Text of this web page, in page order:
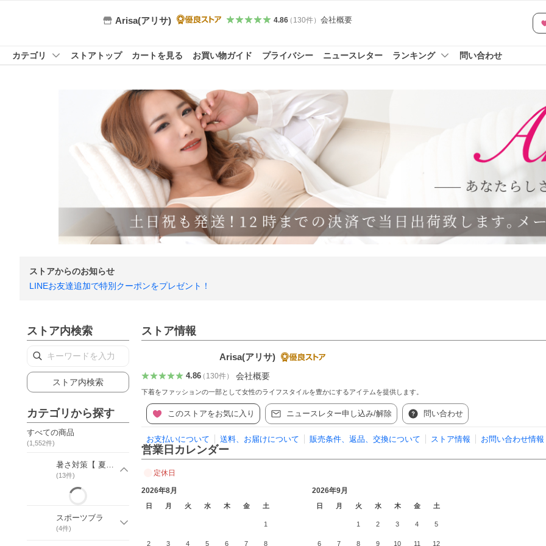
Arisa(アリサ) 4.86（ 130件） 会社概要
カテゴリ ストアトップ カートを見る お買い物ガイド プライバシー ニュースレター ランキング 問い合わせ
ストアからのお知らせ
LINEお友達追加で特別クーポンをプレゼント！
ストア内検索
ストア内検索
カテゴリから探す
すべての商品
(1,552件)
暑さ対策【 夏アイテム】
(13件)
スポーツブラ
(4件)
ストア情報
Arisa(アリサ)
4.86（ 130件） 会社概要
下着をファッションの一部として女性のライフスタイルを豊かにするアイテムを提供します。
このストアをお気に入り ニュースレター申し込み/解除 問い合わせ
お支払いについて 送料、お届けについて 販売条件、返品、交換について ストア情報 お問い合わせ情報
営業日カレンダー
定休日
2026年8月
日 月 火 水 木 金 土
1
2 3 4 5 6 7 8
2026年9月
日 月 火 水 木 金 土
1 2 3 4 5
6 7 8 9 10 11 12